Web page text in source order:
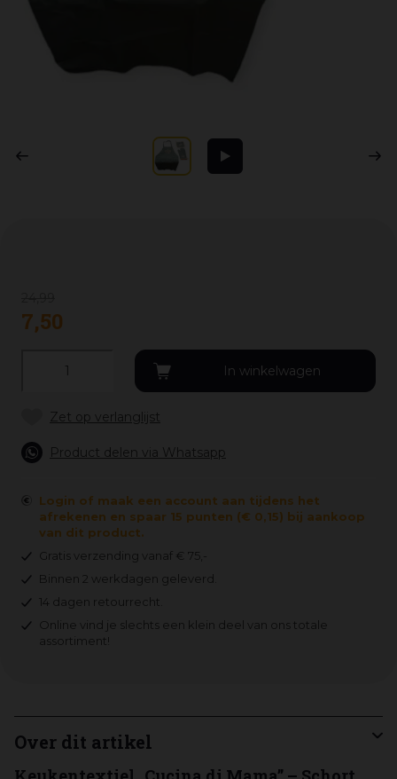
7,50
Product delen via Whatsapp
Login of maak een account aan tijdens het
afrekenen en spaar 15 punten (€ 0,15) bij aankoop
van dit product.
Gratis verzending vanaf € 75,-
Binnen 2 werkdagen geleverd.
14 dagen retourrecht.
Online vind je slechts een klein deel van ons totale
assortiment!
Over dit artikel